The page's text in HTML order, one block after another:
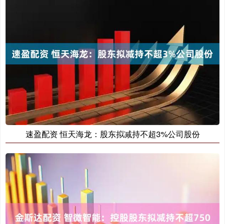
速盈配资 恒天海龙：股东拟减持不超3%公司股份